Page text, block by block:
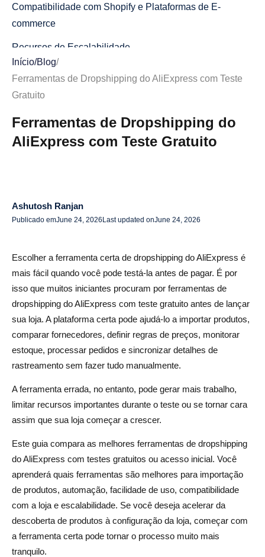
Compatibilidade com Shopify e Plataformas de E-
commerce
Recursos de Escalabilidade
2. DSers
5. AliDropship
7. Dropified
Comparação de Ferramentas de Dropshipping do
AliExpress
Teste Gratuito vs Plano Gratuito vs Ferramenta Paga:
Qual a Diferença?
Teste Gratuito
Teste de Baixo Custo
AliExpress
Comece Pelo Estágio da Sua Loja
Confira o que o teste realmente inclui
Adapte a Ferramenta à Sua Plataforma
Início/Blog/
Ferramentas de Dropshipping do AliExpress com Teste
Gratuito
Ferramentas de Dropshipping do
AliExpress com Teste Gratuito
Ashutosh Ranjan
Publicado emJune 24, 2026 Last updated onJune 24, 2026
Escolher a ferramenta certa de dropshipping do AliExpress é
mais fácil quando você pode testá-la antes de pagar. É por
isso que muitos iniciantes procuram por ferramentas de
dropshipping do AliExpress com teste gratuito antes de lançar
sua loja. A plataforma certa pode ajudá-lo a importar produtos,
comparar fornecedores, definir regras de preços, monitorar
estoque, processar pedidos e sincronizar detalhes de
rastreamento sem fazer tudo manualmente.
A ferramenta errada, no entanto, pode gerar mais trabalho,
limitar recursos importantes durante o teste ou se tornar cara
assim que sua loja começar a crescer.
Este guia compara as melhores ferramentas de dropshipping
do AliExpress com testes gratuitos ou acesso inicial. Você
aprenderá quais ferramentas são melhores para importação
de produtos, automação, facilidade de uso, compatibilidade
com a loja e escalabilidade. Se você deseja acelerar da
descoberta de produtos à configuração da loja, começar com
a ferramenta certa pode tornar o processo muito mais
tranquilo.